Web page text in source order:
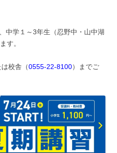
中学１～3年生（忍野中・山中湖
す。
は校舎（0555-22-8100）までご